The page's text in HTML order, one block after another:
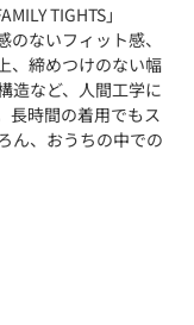
TIGHTS」
ないフィット感、
、締めつけのない幅
造など、人間工学に
長時間の着用でもス
ん、おうちの中での